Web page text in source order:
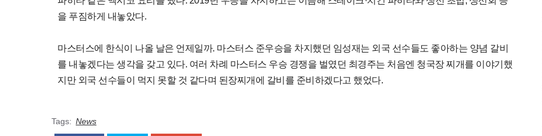
을 푸짐하게 내놓았다.
마스터스에 한식이 나올 날은 언제일까. 마스터스 준우승을 차지했던 임성재는 외국 선수들도 좋아하는 양념 갈비
를 내놓겠다는 생각을 갖고 있다. 여러 차례 마스터스 우승 경쟁을 벌였던 최경주는 처음엔 청국장 찌개를 이야기했
지만 외국 선수들이 먹지 못할 것 같다며 된장찌개에 갈비를 준비하겠다고 했었다.
Tags: News